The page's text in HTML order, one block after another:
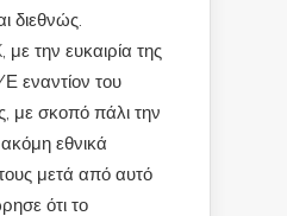
διεθνώς.
την ευκαιρία της
εναντίον του
με σκοπό πάλι την
εθνικά
μετά από αυτό
ότι το